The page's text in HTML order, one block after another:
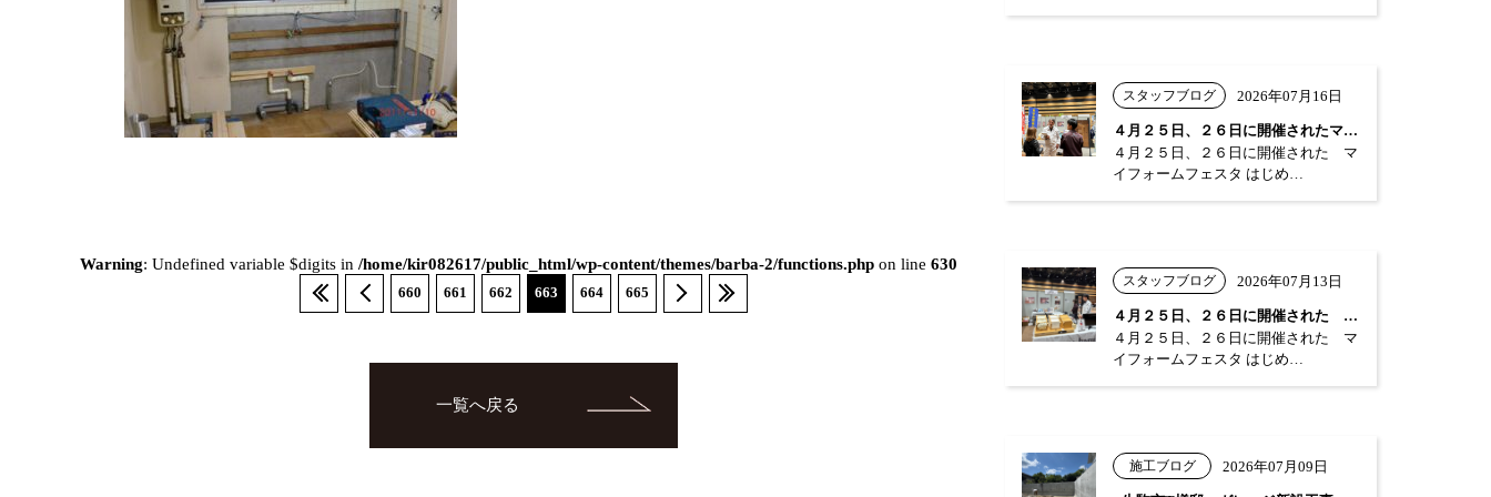
Warning: Undefined variable $digits in /home/kir082617/public_html/wp-content/themes/barba-2/functions.php on line 630
660 661 662 663 664 665
一覧へ戻る
スタッフブログ 2026年07月16日
４月２５日、２６日に開催されたマイフォー…
４月２５日、２６日に開催された マ
イフォームフェスタ はじめ…
スタッフブログ 2026年07月13日
４月２５日、２６日に開催された マイフォ…
４月２５日、２６日に開催された マ
イフォームフェスタ はじめ…
施工ブログ 2026年07月09日